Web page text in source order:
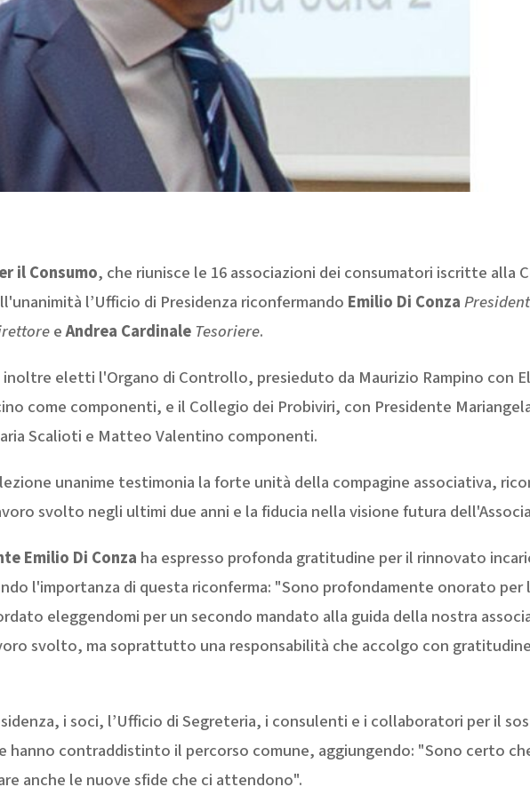
il Consumo, che riunisce le 16 associazioni dei consumatori iscritte alla
l’Ufficio di Presidenza riconfermando Emilio Di Conza
eAndrea Cardinale Tesoriere.
eletti l'Organo di Controllo, presieduto da Maurizio Rampino con
come componenti, e il Collegio dei Probiviri, con Presidente
Scalioti e Matteo Valentino componenti.
unanime testimonia la forte unità della compagine associativa,
svolto negli ultimi due anni e la fiducia nella visione futura
Emilio Di Conza ha espresso profonda gratitudine per il rinnovato
l'importanza di questa riconferma: "Sono profondamente onorato per
eleggendomi per un secondo mandato alla guida della nostra
svolto, ma soprattutto una responsabilità che accolgo con
i soci, l’Ufficio di Segreteria, i consulenti e i collaboratori per il
hanno contraddistinto il percorso comune, aggiungendo: "Sono certo
anche le nuove sfide che ci attendono".